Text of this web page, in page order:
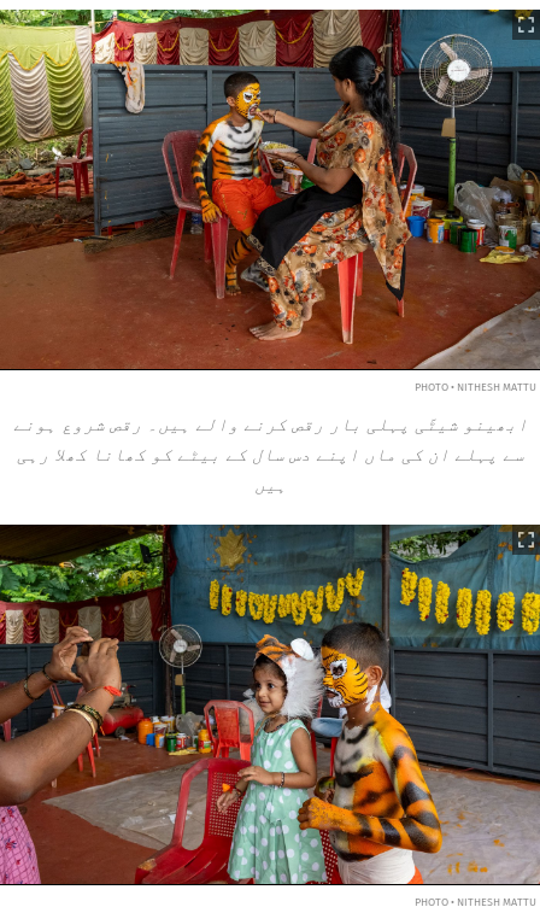
PHOTO • NITHESH MATTU
ابھینو شیٹّی پہلی بار رقص کرنے والے ہیں۔ رقص شروع ہونے
سے پہلے ان کی ماں اپنے دس سال کے بیٹے کو کھانا کھلا رہی
ہیں
PHOTO • NITHESH MATTU